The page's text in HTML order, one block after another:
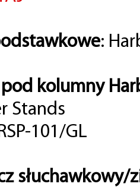
:
kolumny
Stands
101/GL
słuchawkowy/